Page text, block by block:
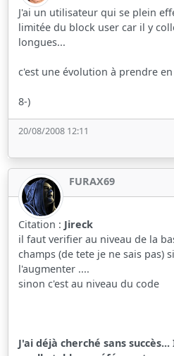
J'ai un utilisateur qui se plein
limitée du block user car il y
longues...
c'est une évolution à prendre
8-)
20/08/2008 12:11
FURAX69
Citation : Jireck
il faut verifier au niveau de la
champs (de tete je ne sais pas)
l'augmenter ....
sinon c'est au niveau du code
J'ai déjà cherché sans